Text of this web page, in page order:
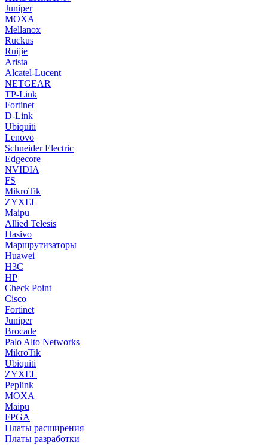
Juniper
MOXA
Mellanox
Ruckus
Ruijie
Arista
Alcatel-Lucent
NETGEAR
TP-Link
Fortinet
D-Link
Ubiquiti
Lenovo
Schneider Electric
Edgecore
NVIDIA
FS
MikroTik
ZYXEL
Maipu
Allied Telesis
Hasivo
Маршрутизаторы
Huawei
H3C
HP
Check Point
Cisco
Fortinet
Juniper
Brocade
Palo Alto Networks
MikroTik
Ubiquiti
ZYXEL
Peplink
MOXA
Maipu
FPGA
Платы расширения
Платы разработки